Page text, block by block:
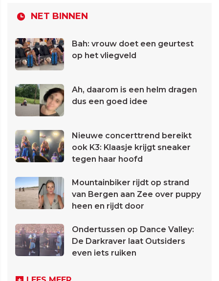
NET BINNEN
Bah: vrouw doet een geurtest
op het vliegveld
Ah, daarom is een helm dragen
dus een goed idee
Nieuwe concerttrend bereikt
ook K3: Klaasje krijgt sneaker
tegen haar hoofd
Mountainbiker rijdt op strand
van Bergen aan Zee over puppy
heen en rijdt door
Ondertussen op Dance Valley:
De Darkraver laat Outsiders
even iets ruiken